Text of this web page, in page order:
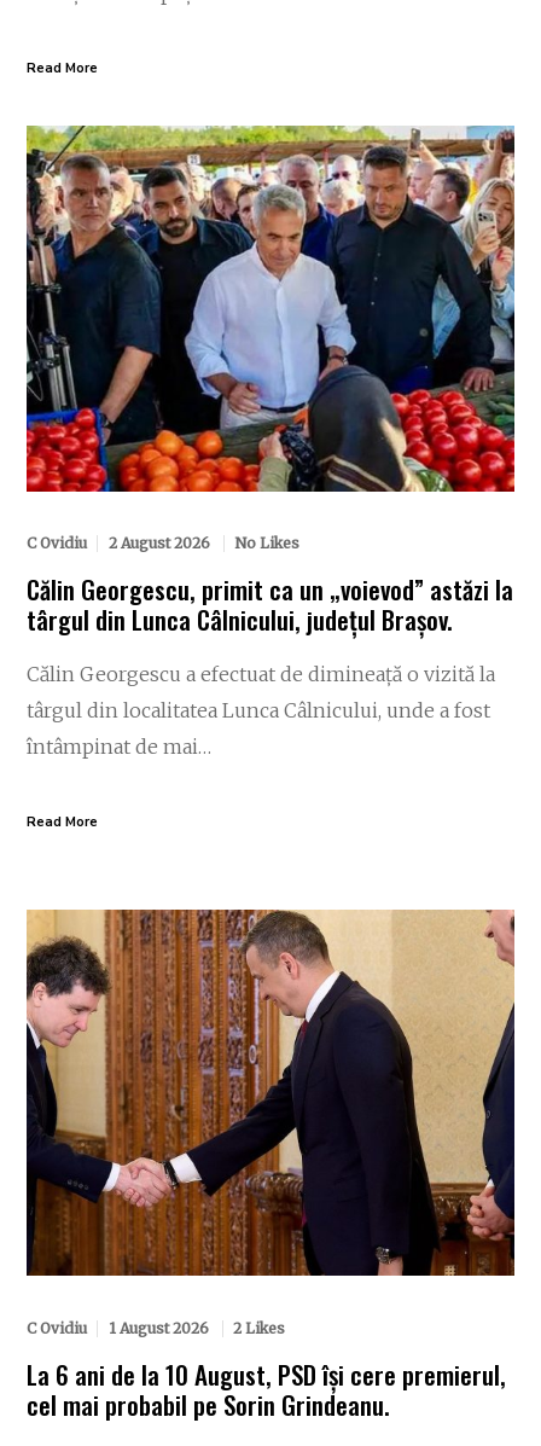
Read More
C Ovidiu 2 August 2026 No Likes
Călin Georgescu, primit ca un „voievod” astăzi la
târgul din Lunca Câlnicului, județul Brașov.
Călin Georgescu a efectuat de dimineață o vizită la
târgul din localitatea Lunca Câlnicului, unde a fost
întâmpinat de mai…
Read More
C Ovidiu 1 August 2026 2 Likes
La 6 ani de la 10 August, PSD își cere premierul,
cel mai probabil pe Sorin Grindeanu.